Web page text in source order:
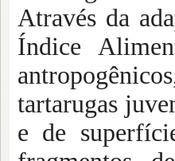
Através da
Índice
tartarugas
e de